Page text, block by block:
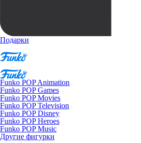
Подарки
Funko POP Animation
Funko POP Games
Funko POP Movies
Funko POP Television
Funko POP Disney
Funko POP Heroes
Funko POP Music
Другие фигурки